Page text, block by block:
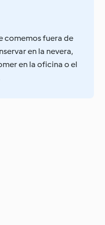
comemos fuera de
en la nevera,
en la oficina o el